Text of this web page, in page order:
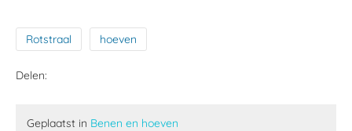
Rotstraal hoeven
Delen:
Geplaatst in Benen en hoeven